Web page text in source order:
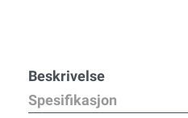
Beskrivelse
Spesifikasjon